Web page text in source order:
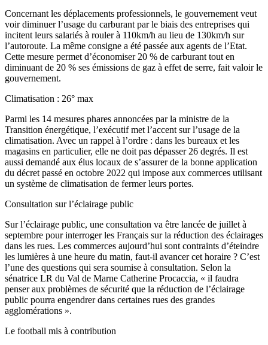
Concernant les déplacements professionnels, le gouvernement veut
voir diminuer l’usage du carburant par le biais des entreprises qui
incitent leurs salariés à rouler à 110km/h au lieu de 130km/h sur
l’autoroute. La même consigne a été passée aux agents de l’Etat.
Cette mesure permet d’économiser 20 % de carburant tout en
diminuant de 20 % ses émissions de gaz à effet de serre, fait valoir le
gouvernement.
Climatisation : 26° max
Parmi les 14 mesures phares annoncées par la ministre de la
Transition énergétique, l’exécutif met l’accent sur l’usage de la
climatisation. Avec un rappel à l’ordre : dans les bureaux et les
magasins en particulier, elle ne doit pas dépasser 26 degrés. Il est
aussi demandé aux élus locaux de s’assurer de la bonne application
du décret passé en octobre 2022 qui impose aux commerces utilisant
un système de climatisation de fermer leurs portes.
Consultation sur l’éclairage public
Sur l’éclairage public, une consultation va être lancée de juillet à
septembre pour interroger les Français sur la réduction des éclairages
dans les rues. Les commerces aujourd’hui sont contraints d’éteindre
les lumières à une heure du matin, faut-il avancer cet horaire ? C’est
l’une des questions qui sera soumise à consultation. Selon la
sénatrice LR du Val de Marne Catherine Procaccia, « il faudra
penser aux problèmes de sécurité que la réduction de l’éclairage
public pourra engendrer dans certaines rues des grandes
agglomérations ».
Le football mis à contribution